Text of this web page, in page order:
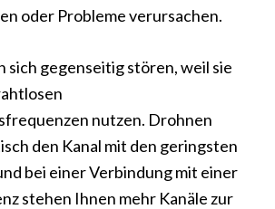
oder Probleme verursachen.
sich gegenseitig stören, weil sie
nutzen. Drohnen
den Kanal mit den geringsten
bei einer Verbindung mit einer
stehen Ihnen mehr Kanäle zur